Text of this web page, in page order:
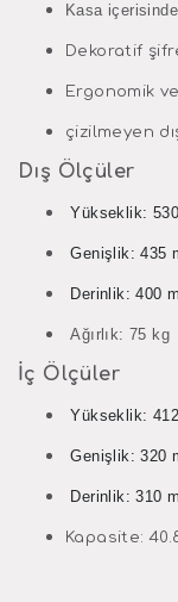
Kasa
Dekoratif
Ergonomik
çizilmeyen
Dış Ölçüler
Yükseklik:
Genişlik: 435
Derinlik: 400
Ağırlık: 75 kg
İç Ölçüler
Yükseklik:
Genişlik: 320
Derinlik: 310
Kapasite: